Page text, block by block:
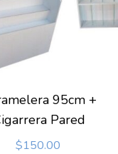
95cm +
Pared
$150.00